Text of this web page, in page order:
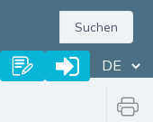
Suchen